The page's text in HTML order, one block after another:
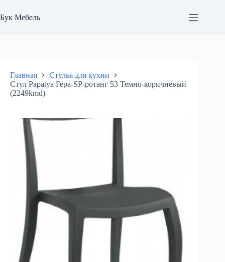
к
сути
Бук Мебель
Главная
Стулья для кухни
Стул Papatya Гера-SP-ротанг 53 Темно-коричневый
(2249kmd)